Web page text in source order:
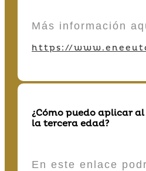
Más información
https://
¿Cómo puedo aplicar
la tercera edad?
En este enlace